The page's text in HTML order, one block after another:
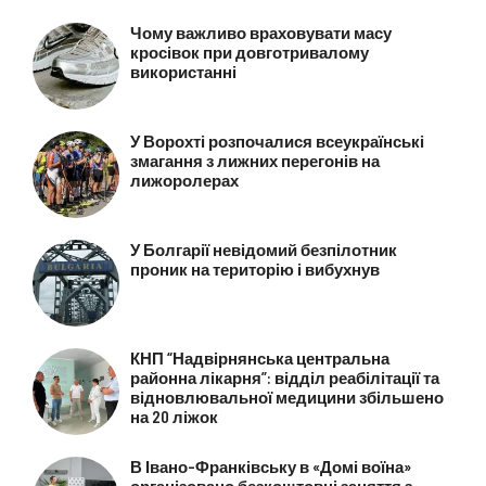
Чому важливо враховувати масу
кросівок при довготривалому
використанні
У Ворохті розпочалися всеукраїнські
змагання з лижних перегонів на
лижоролерах
У Болгарії невідомий безпілотник
проник на територію і вибухнув
КНП “Надвірнянська центральна
районна лікарня”: відділ реабілітації та
відновлювальної медицини збільшено
на 20 ліжок
В Івано-Франківську в «Домі воїна»